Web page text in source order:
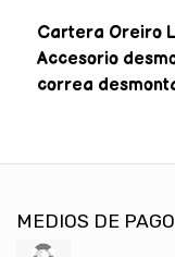
Cartera Oreiro
Accesorio
correa
MEDIOS DE PAGO